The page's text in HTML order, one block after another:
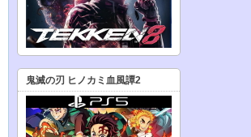
鬼滅の刃 ヒノカミ血風譚2